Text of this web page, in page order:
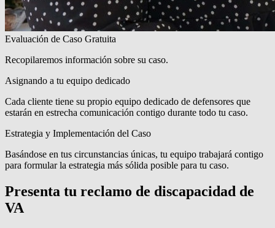
Evaluación de Caso Gratuita
Recopilaremos información sobre su caso.
Asignando a tu equipo dedicado
Cada cliente tiene su propio equipo dedicado de defensores que
estarán en estrecha comunicación contigo durante todo tu caso.
Estrategia y Implementación del Caso
Basándose en tus circunstancias únicas, tu equipo trabajará contigo
para formular la estrategia más sólida posible para tu caso.
Presenta tu reclamo de discapacidad de
VA